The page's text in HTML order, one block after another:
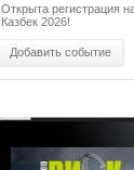
Открыта регистрация
Казбек 2026!
Добавить событие